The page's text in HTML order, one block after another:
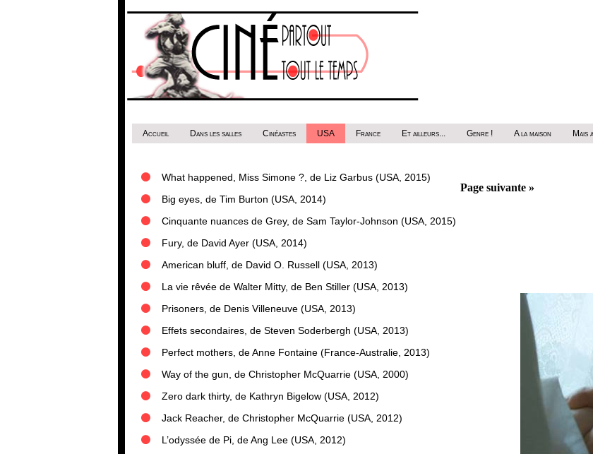
Accueil Dans les salles Cinéastes USA France Et ailleurs... Genre ! A la maison Mais
What happened, Miss Simone ?, de Liz Garbus (USA, 2015)
Big eyes, de Tim Burton (USA, 2014)
Cinquante nuances de Grey, de Sam Taylor-Johnson (USA, 2015)
Fury, de David Ayer (USA, 2014)
American bluff, de David O. Russell (USA, 2013)
La vie rêvée de Walter Mitty, de Ben Stiller (USA, 2013)
Prisoners, de Denis Villeneuve (USA, 2013)
Effets secondaires, de Steven Soderbergh (USA, 2013)
Perfect mothers, de Anne Fontaine (France-Australie, 2013)
Way of the gun, de Christopher McQuarrie (USA, 2000)
Zero dark thirty, de Kathryn Bigelow (USA, 2012)
Jack Reacher, de Christopher McQuarrie (USA, 2012)
L’odyssée de Pi, de Ang Lee (USA, 2012)
Page suivante »